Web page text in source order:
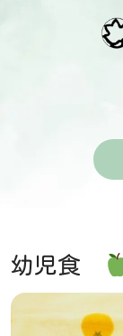
幼児食